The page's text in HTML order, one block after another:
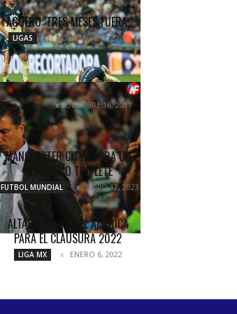
AGÜERO: TRES MESES FUERA.
LIGAS NOVIEMBRE 1, 2021
¡NI REZANDO GANAN!
NOTICIAS OCTUBRE 16, 2017
MANCHESTER CITY LOGRA UN
HISTÓRICO TRIPLETE
FUTBOL MUNDIAL JUNIO 12, 2023
ALTAS Y BAJAS DEL AMÉRICA
PARA EL CLAUSURA 2022
LIGA MX ENERO 6, 2022